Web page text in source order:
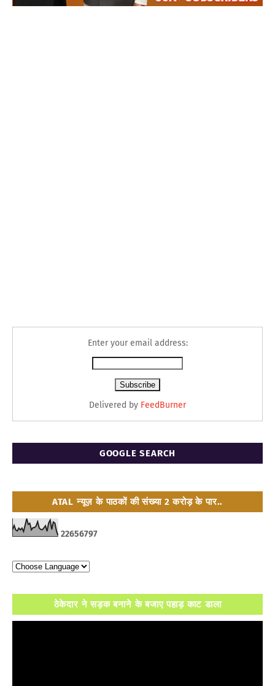
Enter your email address:
Delivered by FeedBurner
GOOGLE SEARCH
ATAL न्यूज़ के पाठकों की संख्या 2 करोड़ के पार..
22656797
ठेकेदार ने सड़क बनाने के बजाए पहाड़ काट डाला